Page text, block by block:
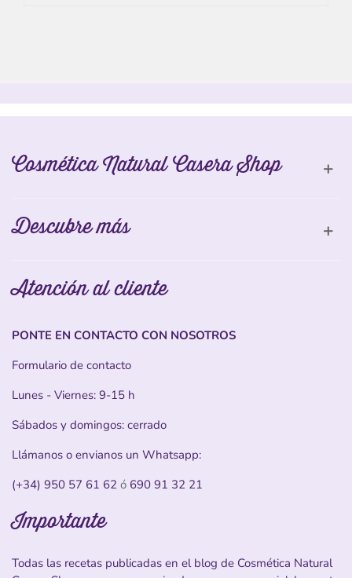
Cosmética Natural Casera Shop
Descubre más
Atención al cliente
PONTE EN CONTACTO CON NOSOTROS
Formulario de contacto
Lunes - Viernes: 9-15 h
Sábados y domingos: cerrado
Llámanos o envianos un Whatsapp:
(+34) 950 57 61 62 ó 690 91 32 21
Importante
Todas las recetas publicadas en el blog de Cosmética Natural